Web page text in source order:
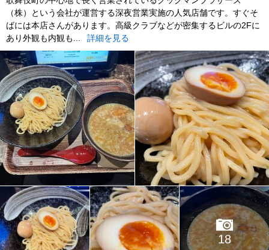
（株）という会社が運営する深夜営業実施の人気店舗です。すぐそ
ばには本店さんがあります。高級クラブなどが密集するビルの2Fに
あり外観も内観も...
詳細を見る
18